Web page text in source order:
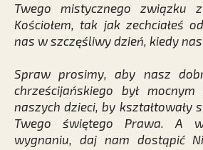
Twego mistycznego związku
Kościołem, tak jak zechciałeś
nas w szczęśliwy dzień, kiedy nas
Spraw prosimy, aby nasz
chrześcijańskiego był
naszych dzieci, by kształtowały
Twego świętego Prawa. A
wygnaniu, daj nam dostąpić